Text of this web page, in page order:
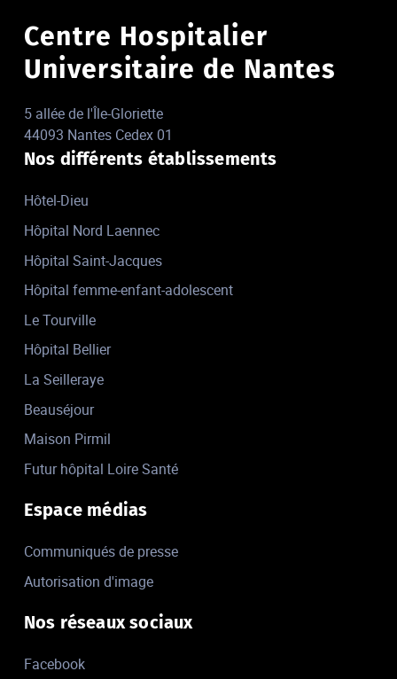
Centre Hospitalier
Universitaire de Nantes
5 allée de l'Île-Gloriette
44093 Nantes Cedex 01
Nos différents établissements
Hôtel-Dieu
Hôpital Nord Laennec
Hôpital Saint-Jacques
Hôpital femme-enfant-adolescent
Le Tourville
Hôpital Bellier
La Seilleraye
Beauséjour
Maison Pirmil
Futur hôpital Loire Santé
Espace médias
Communiqués de presse
Autorisation d'image
Nos réseaux sociaux
Facebook